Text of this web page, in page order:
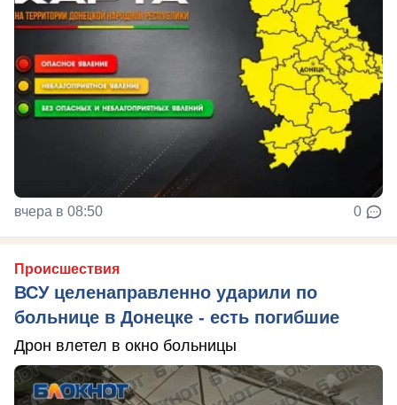
вчера в 08:50 0
Происшествия
ВСУ целенаправленно ударили по
больнице в Донецке - есть погибшие
Дрон влетел в окно больницы